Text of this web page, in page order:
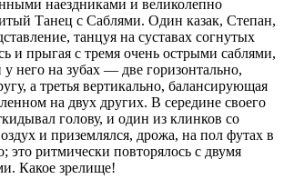
наездниками и великолепно
Танец с Саблями. Один казак, Степан,
танцуя на суставах согнутых
и прыгая с тремя очень острыми саблями,
него на зубах — две горизонтально,
а третья вертикально, балансирующая
на двух других. В середине своего
голову, и один из клинков со
и приземлялся, дрожа, на пол футах в
это ритмически повторялось с двумя
Какое зрелище!